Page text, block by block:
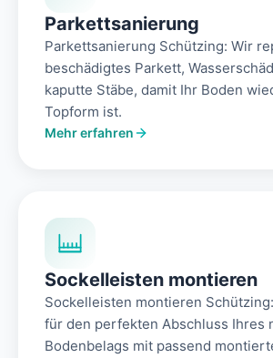
Parkettsanierung
Parkettsanierung Schützing: Wir
beschädigtes Parkett,
kaputte Stäbe, damit Ihr Boden
Topform ist.
Mehr erfahren
Sockelleisten montieren
Sockelleisten montieren
für den perfekten Abschluss Ihres
Bodenbelags mit passend